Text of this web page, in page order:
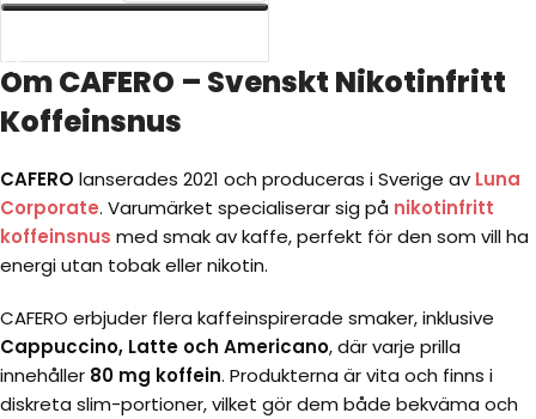
Om CAFERO – Svenskt Nikotinfritt
Koffeinsnus
CAFERO lanserades 2021 och produceras i Sverige av Luna
Corporate. Varumärket specialiserar sig på nikotinfritt
koffeinsnus med smak av kaffe, perfekt för den som vill ha
energi utan tobak eller nikotin.
CAFERO erbjuder flera kaffeinspirerade smaker, inklusive
Cappuccino, Latte och Americano, där varje prilla
innehåller 80 mg koffein. Produkterna är vita och finns i
diskreta slim-portioner, vilket gör dem både bekväma och